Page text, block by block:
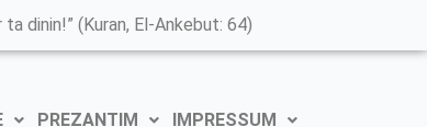
dinin!” (Kuran, El-Ankebut: 64)
PREZANTIM IMPRESSUM
K
a
e